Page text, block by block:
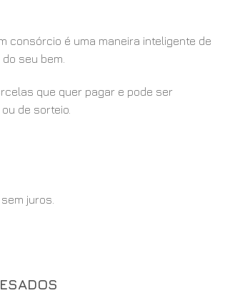
consórcio é uma maneira inteligente de
seu bem.
que quer pagar e pode ser
de sorteio.
juros.